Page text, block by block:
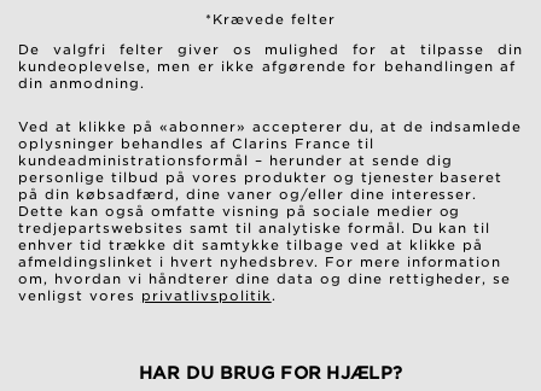
*Krævede felter
De valgfri felter giver os mulighed for at tilpasse din
kundeoplevelse, men er ikke afgørende for behandlingen af ​​
din anmodning.
Ved at klikke på «abonner» accepterer du, at de indsamlede
oplysninger behandles af Clarins France til
kundeadministrationsformål – herunder at sende dig
personlige tilbud på vores produkter og tjenester baseret
på din købsadfærd, dine vaner og/eller dine interesser.
Dette kan også omfatte visning på sociale medier og
tredjepartswebsites samt til analytiske formål. Du kan til
enhver tid trække dit samtykke tilbage ved at klikke på
afmeldingslinket i hvert nyhedsbrev. For mere information
om, hvordan vi håndterer dine data og dine rettigheder, se
venligst vores privatlivspolitik .
HAR DU BRUG FOR HJÆLP?